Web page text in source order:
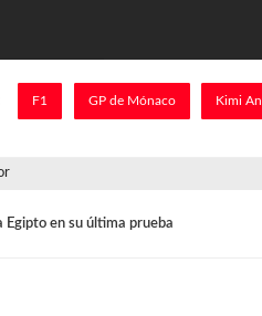
F1 GP de Mónaco Kimi
Egipto en su última prueba